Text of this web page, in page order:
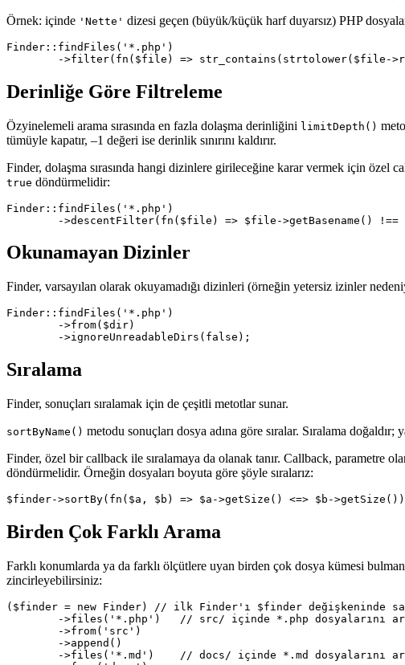
Örnek: içinde 'Nette' dizesi geçen (büyük/küçük harf duyarsız) PHP
Finder::findFiles('*.php')
Derinliğe Göre Filtreleme
Özyinelemeli arama sırasında en fazla dolaşma derinliğini limitDepth()
tümüyle kapatır, –1 değeri ise derinlik sınırını kaldırır.
Finder, dolaşma sırasında hangi dizinlere girileceğine karar vermek için özel
true döndürmelidir:
Finder::findFiles('*.php')
Okunamayan Dizinler
Finder, varsayılan olarak okuyamadığı dizinleri (örneğin yetersiz izinler
Finder::findFiles('*.php')
Sıralama
Finder, sonuçları sıralamak için de çeşitli metotlar sunar.
sortByName() metodu sonuçları dosya adına göre sıralar. Sıralama
Finder, özel bir callback ile sıralamaya da olanak tanır. Callback, parametre
döndürmelidir. Örneğin dosyaları boyuta göre şöyle sıralarız:
Birden Çok Farklı Arama
Farklı konumlarda ya da farklı ölçütlere uyan birden çok dosya kümesi
zincirleyebilirsiniz:
($finder = new Finder) // ilk Finder'ı $finder değişkeninde